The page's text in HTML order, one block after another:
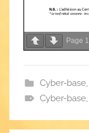
Page 1
Cyber-base,
Cyber-base,